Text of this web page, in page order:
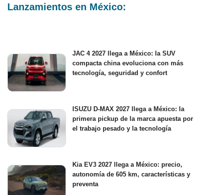
Lanzamientos en México:
JAC 4 2027 llega a México: la SUV
compacta china evoluciona con más
tecnología, seguridad y confort
ISUZU D-MAX 2027 llega a México: la
primera pickup de la marca apuesta por
el trabajo pesado y la tecnología
Kia EV3 2027 llega a México: precio,
autonomía de 605 km, características y
preventa